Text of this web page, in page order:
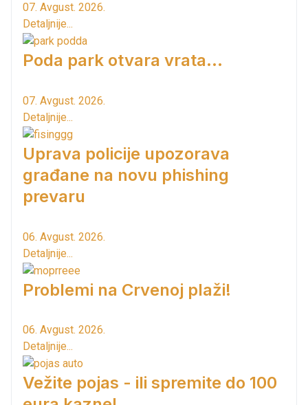
07. Avgust. 2026.
Detaljnije...
Poda park otvara vrata...
07. Avgust. 2026.
Detaljnije...
Uprava policije upozorava
građane na novu phishing
prevaru
06. Avgust. 2026.
Detaljnije...
Problemi na Crvenoj plaži!
06. Avgust. 2026.
Detaljnije...
Vežite pojas - ili spremite do 100